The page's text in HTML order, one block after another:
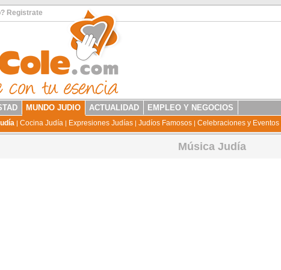
Registrate
MUNDO JUDIO ACTUALIDAD EMPLEO Y NEGOCIOS
| Cocina Judía | Expresiones Judías | Judíos Famosos | Celebraciones y Eventos
Música Judía